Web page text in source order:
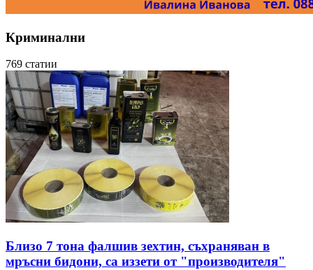
Криминални
769 статии
Близо 7 тона фалшив зехтин, съхраняван в
мръсни бидони, са иззети от "производителя"